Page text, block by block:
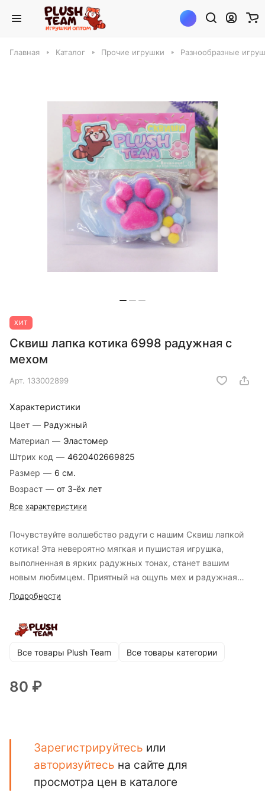
Главная Каталог Прочие игрушки Разнообразные
ХИТ
Сквиш лапка котика 6998 радужная с
мехом
Арт. 133002899
Характеристики
Цвет — Радужный
Материал — Эластомер
Штрих код — 4620402669825
Размер — 6 см.
Возраст — от 3-ёх лет
Все характеристики
Почувствуйте волшебство радуги с нашим Сквиш лапкой
котика! Эта невероятно мягкая и пушистая игрушка,
выполненная в ярких радужных тонах, станет вашим
новым любимцем. Приятный на ощупь мех и радужная
расцветка создают неповторимое ощущение уюта и
любителей кошек, радужных цветов и всех, кто ценит
красоту и качество.
Подробности
Все товары Plush Team Все товары категории
80 ₽
Зарегистрируйтесь или
авторизуйтесь на сайте для
просмотра цен в каталоге